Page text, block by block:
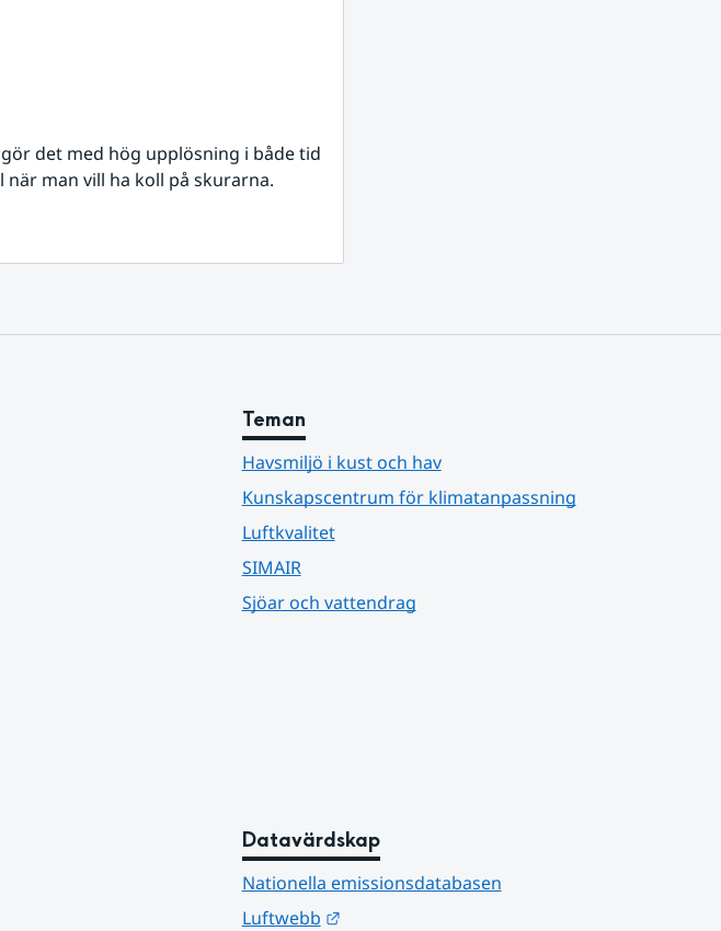
det med hög upplösning i både tid
man vill ha koll på skurarna.
Teman
Havsmiljö i kust och hav
Kunskapscentrum för klimatanpassning
Luftkvalitet
SIMAIR
Sjöar och vattendrag
Datavärdskap
Nationella emissionsdatabasen
Luftwebb
Länk till annan webbplats.